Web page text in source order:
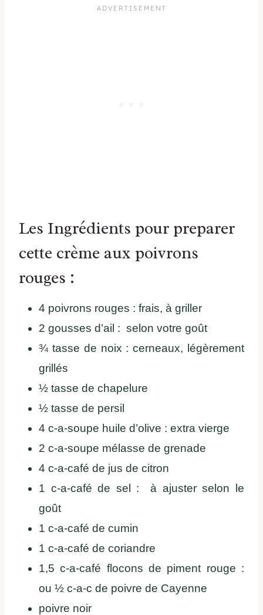
Les Ingrédients pour preparer
cette crème aux poivrons
rouges :
4 poivrons rouges : frais, à griller
2 gousses d’ail : selon votre goût
¾ tasse de noix : cerneaux, légèrement
grillés
½ tasse de chapelure
½ tasse de persil
4 c-a-soupe huile d’olive : extra vierge
2 c-a-soupe mélasse de grenade
4 c-a-café de jus de citron
1 c-a-café de sel : à ajuster selon le
goût
1 c-a-café de cumin
1 c-a-café de coriandre
1,5 c-a-café flocons de piment rouge :
ou ½ c-a-c de poivre de Cayenne
poivre noir